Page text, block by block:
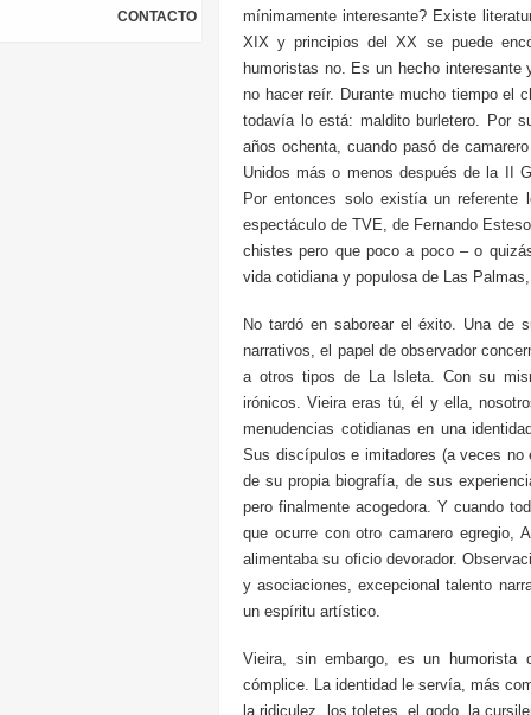
CONTACTO
mínimamente interesante? Existe
XIX y principios del XX se puede
humoristas no. Es un hecho
no hacer reír. Durante mucho tiempo el
todavía lo está: maldito burletero. Por
años ochenta, cuando pasó de
Unidos más o menos después de la II
Por entonces solo existía un
espectáculo de TVE, de Fernando
chistes pero que poco a poco – o
vida cotidiana y populosa de Las
No tardó en saborear el éxito. Una de
narrativos, el papel de observador
a otros tipos de La Isleta. Con su
irónicos. Vieira eras tú, él y ella,
menudencias cotidianas en una
Sus discípulos e imitadores (a veces no
de su propia biografía, de sus
pero finalmente acogedora. Y cuando
que ocurre con otro camarero
alimentaba su oficio devorador.
y asociaciones, excepcional talento
un espíritu artístico.
Vieira, sin embargo, es un humorista
cómplice. La identidad le servía, más
la ridiculez, los toletes, el godo, la